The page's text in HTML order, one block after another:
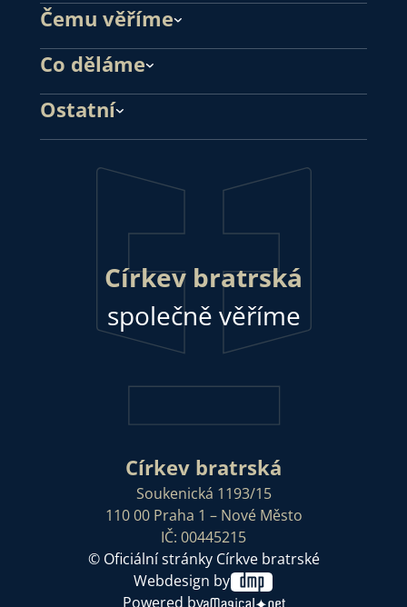
Čemu věříme
Co děláme
Ostatní
Církev bratrská
společně věříme
Církev bratrská
Soukenická 1193/15
110 00 Praha 1 – Nové Město
IČ: 00445215
© Oficiální stránky Církve bratrské
Webdesign by
Powered by